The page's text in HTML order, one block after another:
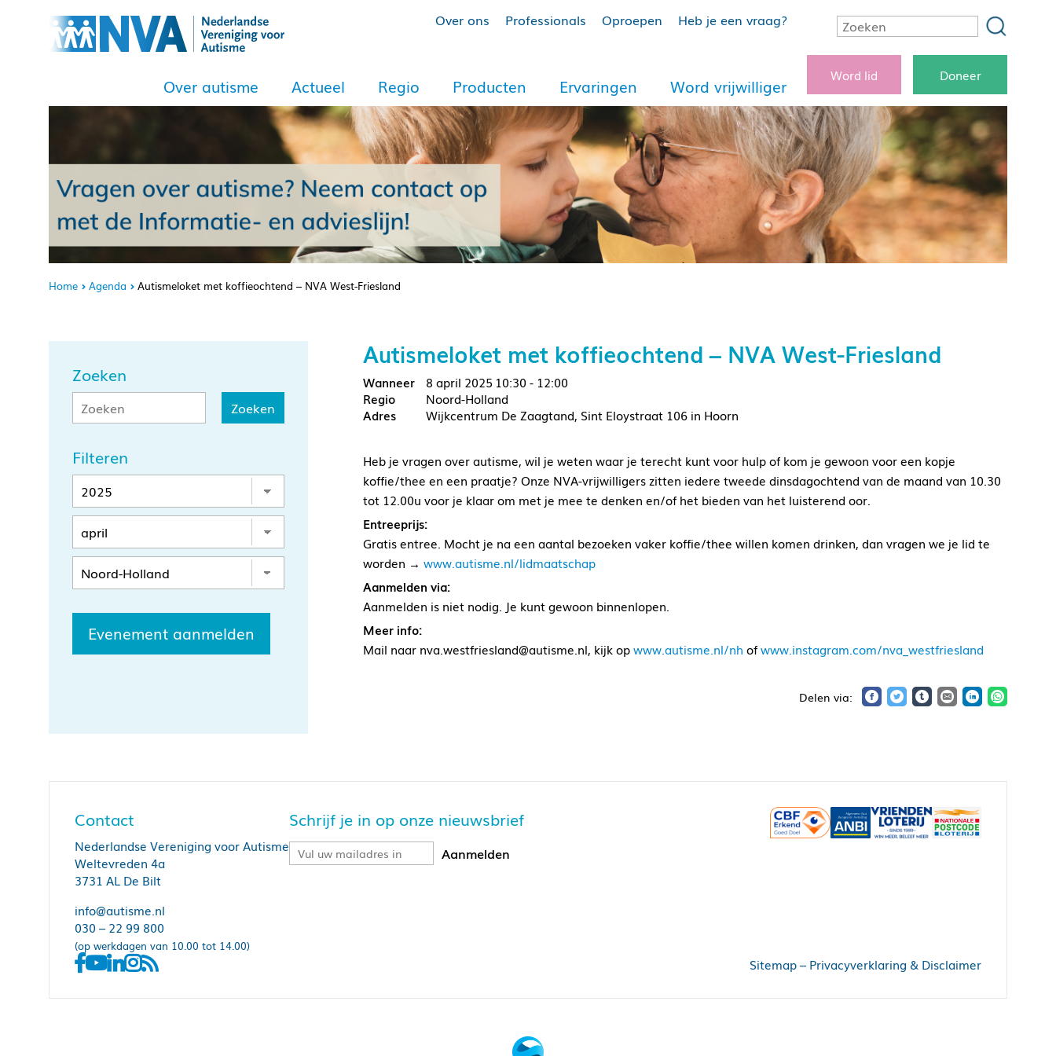
Over ons Professionals Oproepen Heb je een vraag?
Over autisme Actueel Regio Producten Ervaringen Word vrijwilliger
Word lid Doneer
Home Agenda Autismeloket met koffieochtend – NVA West-Friesland
Zoeken
Filteren
Evenement aanmelden
Autismeloket met koffieochtend – NVA West-Friesland
8 april 2025 10:30 - 12:00
Noord-Holland
Wijkcentrum De Zaagtand, Sint Eloystraat 106 in Hoorn
Heb je vragen over autisme, wil je weten waar je terecht kunt voor hulp of kom je gewoon voor een kopje
koffie/thee en een praatje? Onze NVA-vrijwilligers zitten iedere tweede dinsdagochtend van de maand van 10.30
tot 12.00u voor je klaar om met je mee te denken en/of het bieden van het luisterend oor.
Entreeprijs:
Gratis entree. Mocht je na een aantal bezoeken vaker koffie/thee willen komen drinken, dan vragen we je lid te
worden → www.autisme.nl/lidmaatschap
Aanmelden via:
Aanmelden is niet nodig. Je kunt gewoon binnenlopen.
Meer info:
Mail naar nva.westfriesland@autisme.nl, kijk opwww.autisme.nl/nh ofwww.instagram.com/nva_westfriesland
Contact
Nederlandse Vereniging voor Autisme
Weltevreden 4a
3731 AL De Bilt
info@autisme.nl
030 – 22 99 800
(op werkdagen van 10.00 tot 14.00)
Schrijf je in op onze nieuwsbrief
Sitemap– Privacyverklaring & Disclaimer